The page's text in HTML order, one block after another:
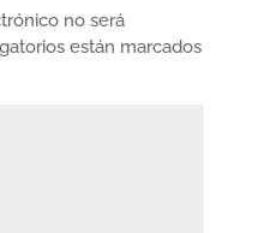
no será
están marcados